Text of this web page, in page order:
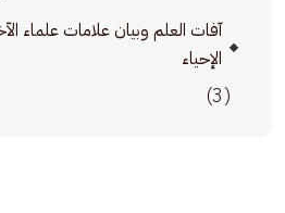
آفات العلم وبيان علامات علماء
الإحياء
(3)